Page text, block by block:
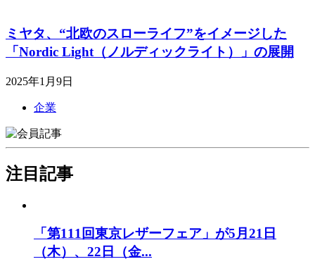
ミヤタ、“北欧のスローライフ”をイメージした
「Nordic Light（ノルディックライト）」の展開
2025年1月9日
企業
注目記事
「第111回東京レザーフェア」が5月21日
（木）、22日（金...